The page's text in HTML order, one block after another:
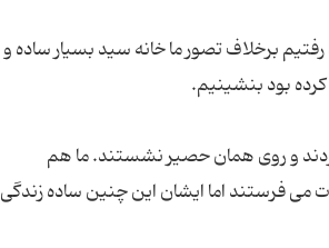
برخلاف تصور ما خانه سید بسیار ساده و
و روی همان حصیر نشستند. ما هم
می فرستند اما ایشان این چنین ساده زندگی